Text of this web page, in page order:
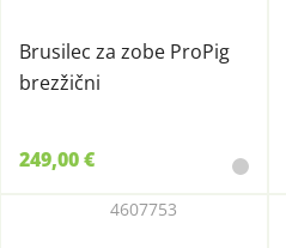
Brusilec za zobe ProPig
brezžični
249,00 €
4607753